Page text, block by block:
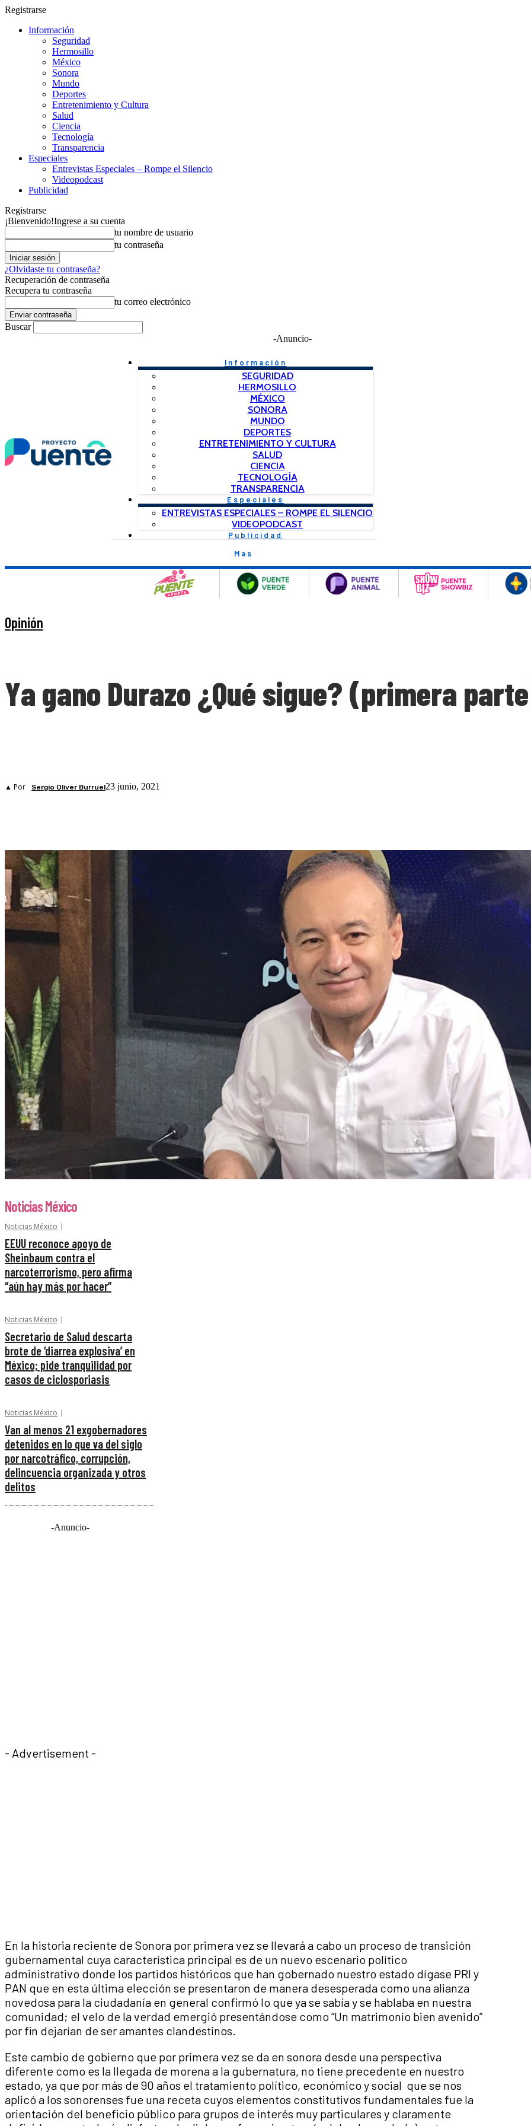
Registrarse
Información
Seguridad
Hermosillo
México
Sonora
Mundo
Deportes
Entretenimiento y Cultura
Salud
Ciencia
Tecnología
Transparencia
Especiales
Entrevistas Especiales – Rompe el Silencio
Videopodcast
Publicidad
Registrarse
¡Bienvenido!Ingrese a su cuenta
tu nombre de usuario
tu contraseña
¿Olvidaste tu contraseña?
Recuperación de contraseña
Recupera tu contraseña
tu correo electrónico
Buscar
-Anuncio-
Información
SEGURIDAD
HERMOSILLO
MÉXICO
SONORA
MUNDO
DEPORTES
ENTRETENIMIENTO Y CULTURA
SALUD
CIENCIA
TECNOLOGÍA
TRANSPARENCIA
Especiales
ENTREVISTAS ESPECIALES – ROMPE EL SILENCIO
VIDEOPODCAST
Publicidad
Mas
Opinión
Ya gano Durazo ¿Qué sigue? (primera
▲ Por Sergio Oliver Burruel23 junio, 2021
Noticias México
Noticias México
EEUU reconoce apoyo de
Sheinbaum contra el
narcoterrorismo, pero afirma
“aún hay más por hacer”
Noticias México
Secretario de Salud descarta
brote de ‘diarrea explosiva’ en
México; pide tranquilidad por
casos de ciclosporiasis
Noticias México
Van al menos 21 exgobernadores
detenidos en lo que va del siglo
por narcotráfico, corrupción,
delincuencia organizada y otros
delitos
-Anuncio-
- Advertisement -
En la historia reciente de Sonora por primera vez se llevará a cabo un proceso de transición
gubernamental cuya característica principal es de un nuevo escenario político
administrativo donde los partidos históricos que han gobernado nuestro estado dígase PRI y
PAN que en esta última elección se presentaron de manera desesperada como una alianza
novedosa para la ciudadanía en general confirmó lo que ya se sabía y se hablaba en nuestra
comunidad; el velo de la verdad emergió presentándose como “Un matrimonio bien avenido”
por fin dejarían de ser amantes clandestinos.
Este cambio de gobierno que por primera vez se da en sonora desde una perspectiva
diferente como es la llegada de morena a la gubernatura, no tiene precedente en nuestro
estado, ya que por más de 90 años el tratamiento político, económico y social que se nos
aplicó a los sonorenses fue una receta cuyos elementos constitutivos fundamentales fue la
orientación del beneficio público para grupos de interés muy particulares y claramente